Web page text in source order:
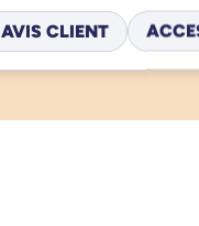
AVIS CLIENT